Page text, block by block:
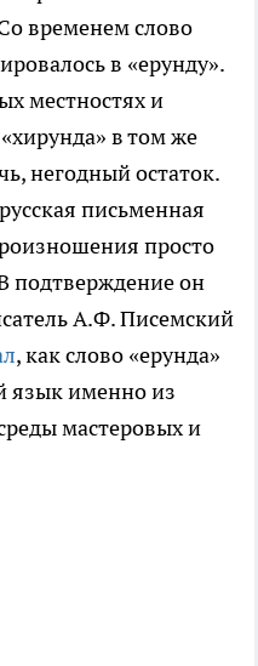
временем слово
в «ерунду».
местностях и
в том же
негодный остаток.
письменная
просто
подтверждение он
А.Ф. Писемский
, как слово «ерунда»
язык именно из
мастеровых и